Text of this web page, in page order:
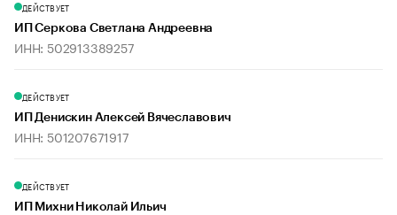
ДЕЙСТВУЕТ
ИП Серкова Светлана Андреевна
ИНН: 502913389257
ДЕЙСТВУЕТ
ИП Денискин Алексей Вячеславович
ИНН: 501207671917
ДЕЙСТВУЕТ
ИП Михни Николай Ильич